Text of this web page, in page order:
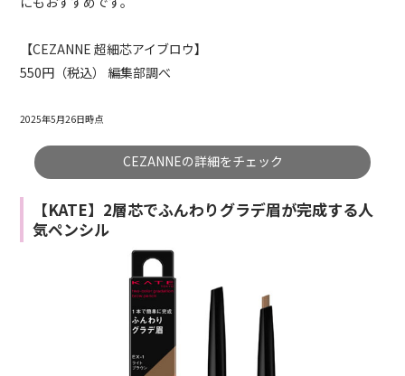
【CEZANNE 超細芯アイブロウ】
550円（税込） 編集部調べ
2025年5月26日時点
CEZANNEの詳細をチェック
【KATE】2層芯でふんわりグラデ眉が完成する人
気ペンシル